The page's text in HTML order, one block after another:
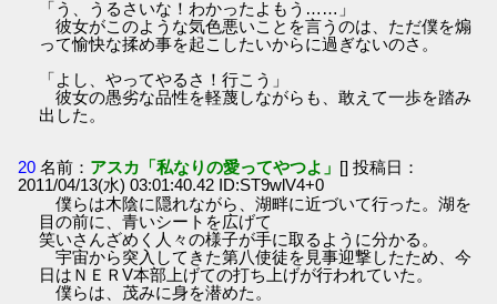
「う、うるさいな！わかったよもう……」
彼女がこのような気色悪いことを言うのは、ただ僕を煽
って愉快な揉め事を起こしたいからに過ぎないのさ。
「よし、やってやるさ！行こう」
彼女の愚劣な品性を軽蔑しながらも、敢えて一歩を踏み
出した。
20 名前： アスカ「私なりの愛ってやつよ」 [] 投稿日：
2011/04/13(水) 03:01:40.42 ID:ST9wlV4+0
僕らは木陰に隠れながら、湖畔に近づいて行った。湖を
目の前に、青いシートを広げて
笑いさんざめく人々の様子が手に取るように分かる。
宇宙から突入してきた第八使徒を見事迎撃したため、今
日はＮＥＲV本部上げての打ち上げが行われていた。
僕らは、茂みに身を潜めた。